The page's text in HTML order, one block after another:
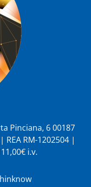
Pinciana, 6 00187
REA RM-1202504 |
i.v.